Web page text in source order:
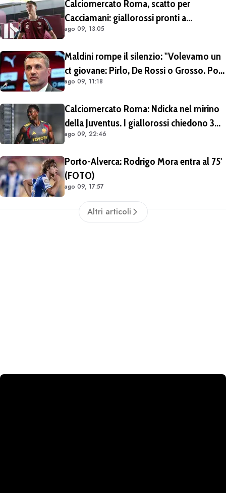
Calciomercato Roma, scatto per
Cacciamani: giallorossi pronti a
migliorare l'offerta da 15 milioni di euro
ago 09, 13:05
Maldini rompe il silenzio: "Volevamo un
ct giovane: Pirlo, De Rossi o Grosso. Poi
Malagò mi ha detto: «Pirlo non si può
ago 09, 11:18
Calciomercato Roma: Ndicka nel mirino
della Juventus. I giallorossi chiedono 30
milioni di euro
ago 09, 22:46
Porto-Alverca: Rodrigo Mora entra al 75'
(FOTO)
ago 09, 17:57
Altri articoli